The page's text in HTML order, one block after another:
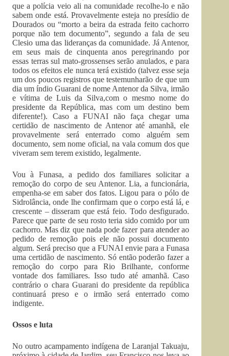
que a polícia veio ali na comunidade recolhe-lo e não
sabem onde está. Provavelmente esteja no presídio de
Dourados ou “morto a beira da estrada feito cachorro
porque não tem documento”, segundo a fala de seu
Clesio uma das lideranças da comunidade. Já Antenor,
em seus mais de cinquenta anos peregrinando por
essas terras sul mato-grossenses serão anulados, e para
todos os efeitos ele nunca terá existido (talvez esse seja
um dos poucos registros que testemunharão de que um
dia um índio Guarani de nome Antenor da Silva, irmão
e vítima de Luis da Silva,com o mesmo nome do
presidente da República, mas com um destino bem
diferente!). Caso a FUNAI não faça chegar uma
certidão de nascimento de Antenor até amanhã, ele
provavelmente será enterrado como alguém sem
documento, sem nome oficial, na vala comum dos que
viveram sem terem existido, legalmente.
Vou à Funasa, a pedido dos familiares solicitar a
remoção do corpo de seu Antenor. Lia, a funcionária,
empenha-se em saber dos fatos. Ligou para o pólo de
Sidrolância, onde lhe confirmam que o corpo está lá, e
crescente – disseram que está feio. Todo desfigurado.
Parece que parte de seu rosto teria sido comido por um
cachorro. Mas diz que nada pode fazer para atender ao
pedido de remoção pois ele não possui documento
algum. Será preciso que a FUNAI envie para a Funasa
uma certidão de nascimento. Só então poderão fazer a
remoção do corpo para Rio Brilhante, conforme
vontade dos familiares. Isso tudo até amanhã. Caso
contrário o chara Guarani do presidente da república
continuará preso e o irmão será enterrado como
indigente.
Ossos e luta
No outro acampamento indígena de Laranjal Takuaju,